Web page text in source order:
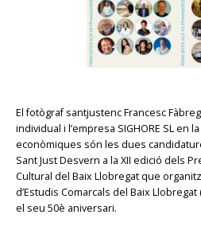
El fotògraf santjustenc Francesc
individual i l’empresa SIGHORE SL en
econòmiques són les dues
Sant Just Desvern a la XII edició dels
Cultural del Baix Llobregat que
d’Estudis Comarcals del Baix Llobregat
el seu 50è aniversari.